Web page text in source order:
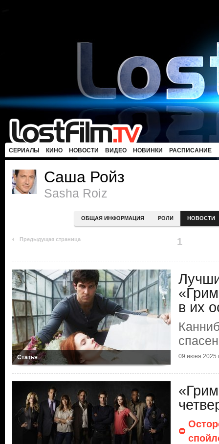
СЕРИАЛЫ КИНО НОВОСТИ ВИДЕО НОВИНКИ РАСПИСАНИЕ
Саша Ройз
Sasha Roiz
ОБЩАЯ ИНФОРМАЦИЯ РОЛИ НОВОСТИ
Предыдущая страница 1
Статья
в их
09 июня 2025